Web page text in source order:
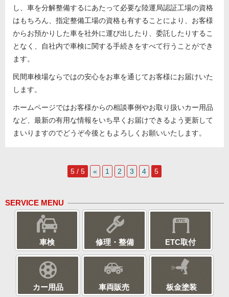
し、車を分解整備するにあたって必要な陸運局認証工場の資格
はもちろん、指定整備工場の資格も有することにより、お客様
からお預かりした車を社外に運び出したり、委託したりするこ
となく、自社内で車検に関する手続きをすべて行うことができ
ます。
民間車検場ならではの安心をお車を通じてお客様にお届けいた
します。
ホームページではお客様からの相談事例やお取り扱いカー用品
など、最新の有用な情報をいち早くお届けできるよう更新して
まいりますのでどうぞ今後ともよろしくお願いいたします。
5 / 5 « 1 2 3 4 5
SERVICE MENU
車検 修理・整備 ETC取付
カー用品 車両販売 板金塗装